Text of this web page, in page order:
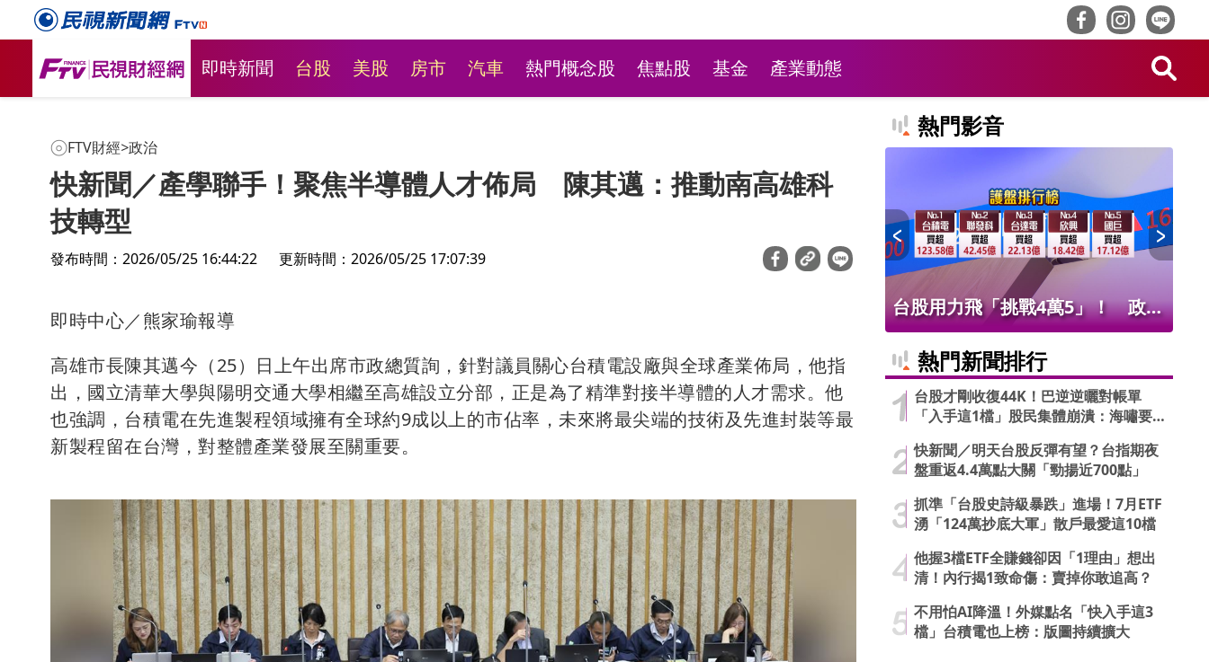
即時新聞 台股 美股 房市 汽車 熱門概念股 焦點股 基金 產業動態
FTV財經>政治
快新聞／產學聯手！聚焦半導體人才佈局 陳其邁：推動南高雄科
技轉型
發布時間：2026/05/25 16:44:22 更新時間：2026/05/25 17:07:39
即時中心／熊家瑜報導
高雄市長陳其邁今（25）日上午出席市政總質詢，針對議員關心台積電設廠與全球產業佈局，他指
出，國立清華大學與陽明交通大學相繼至高雄設立分部，正是為了精準對接半導體的人才需求。他
也強調，台積電在先進製程領域擁有全球約9成以上的市佔率，未來將最尖端的技術及先進封裝等最
新製程留在台灣，對整體產業發展至關重要。
熱門影音
台股用力飛「挑戰4萬5」！ 政府
熱門新聞排行
台股才剛收復44K！巴逆逆曬對帳單
「入手這1檔」股民集體崩潰：海嘯要
快新聞／明天台股反彈有望？台指期夜
盤重返4.4萬點大關「勁揚近700點」
抓準「台股史詩級暴跌」進場！7月ETF
湧「124萬抄底大軍」散戶最愛這10檔
他握3檔ETF全賺錢卻因「1理由」想出
清！內行揭1致命傷：賣掉你敢追高？
不用怕AI降溫！外媒點名「快入手這3
檔」台積電也上榜：版圖持續擴大